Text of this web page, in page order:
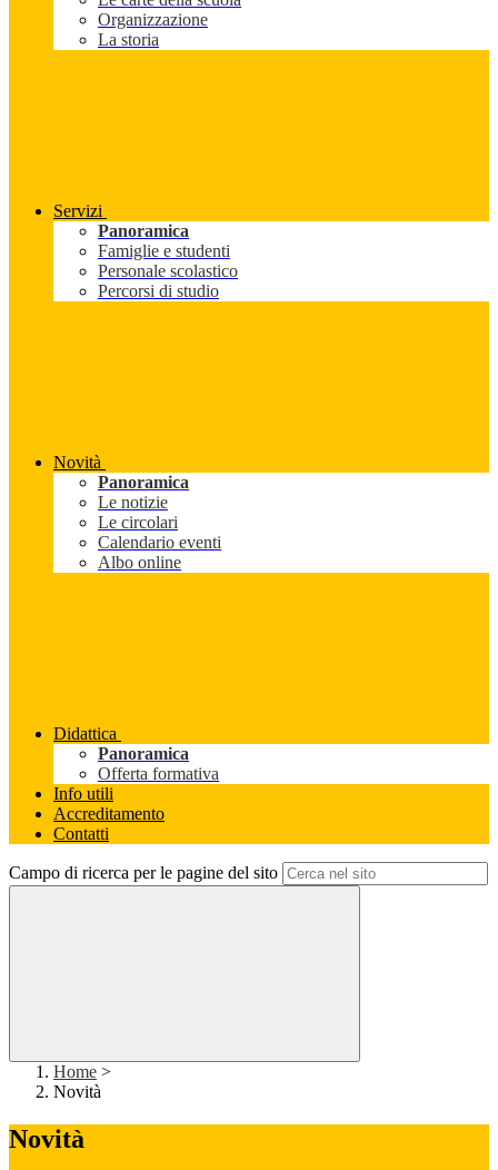
Organizzazione
La storia
Servizi
Panoramica
Famiglie e studenti
Personale scolastico
Percorsi di studio
Novità
Panoramica
Le notizie
Le circolari
Calendario eventi
Albo online
Didattica
Panoramica
Offerta formativa
Info utili
Accreditamento
Contatti
Campo di ricerca per le pagine del sito
Home >
Novità
Novità